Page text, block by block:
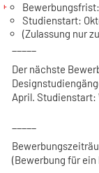
Studienstart:
(Zulassung nur
Der nächste
April.Studienstart:
(Bewerbung für